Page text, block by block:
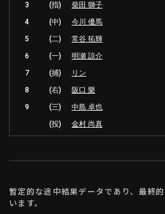
3
(指) 柴田 獅子
4
(中) 今川 優馬
5
(二) 常谷 拓輝
6
(一) 明瀬 諒介
7
(捕) リン
8
(右) 阪口 樂
9
(三) 中島 卓也
(投)
金村 尚真
暫定的な途中結果データであり、最終
います。